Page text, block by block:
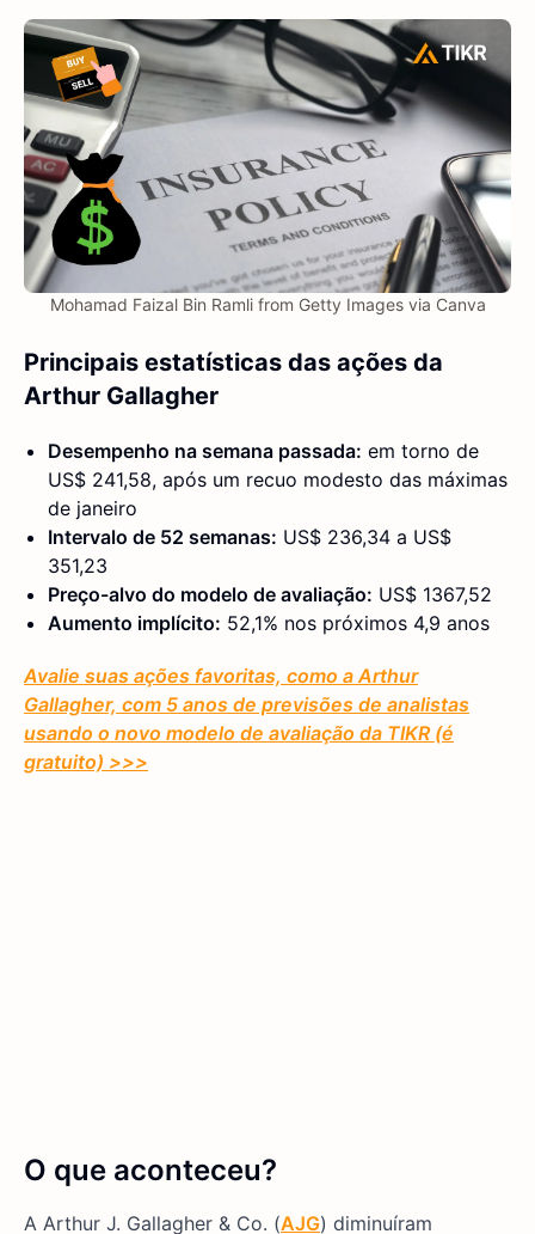
Mohamad Faizal Bin Ramli from Getty Images via Canva
Principais estatísticas das ações da
Arthur Gallagher
Desempenho na semana passada: em torno de
US$ 241,58, após um recuo modesto das máximas
de janeiro
Intervalo de 52 semanas: US$ 236,34 a US$
351,23
Preço-alvo do modelo de avaliação: US$ 1367,52
Aumento implícito: 52,1% nos próximos 4,9 anos
Avalie suas ações favoritas, como a Arthur
Gallagher, com 5 anos de previsões de analistas
usando o novo modelo de avaliação da TIKR (é
gratuito) >>>
O que aconteceu?
A Arthur J. Gallagher & Co. (AJG) diminuíram